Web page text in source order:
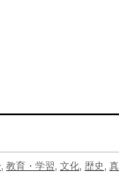
教育・学習 文化 歴史 真